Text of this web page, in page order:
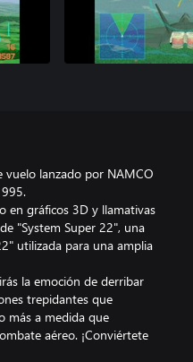
vuelo lanzado por NAMCO
en gráficos 3D y llamativas
"System Super 22", una
utilizada para una amplia
la emoción de derribar
trepidantes que
más a medida que
aéreo. ¡Conviértete